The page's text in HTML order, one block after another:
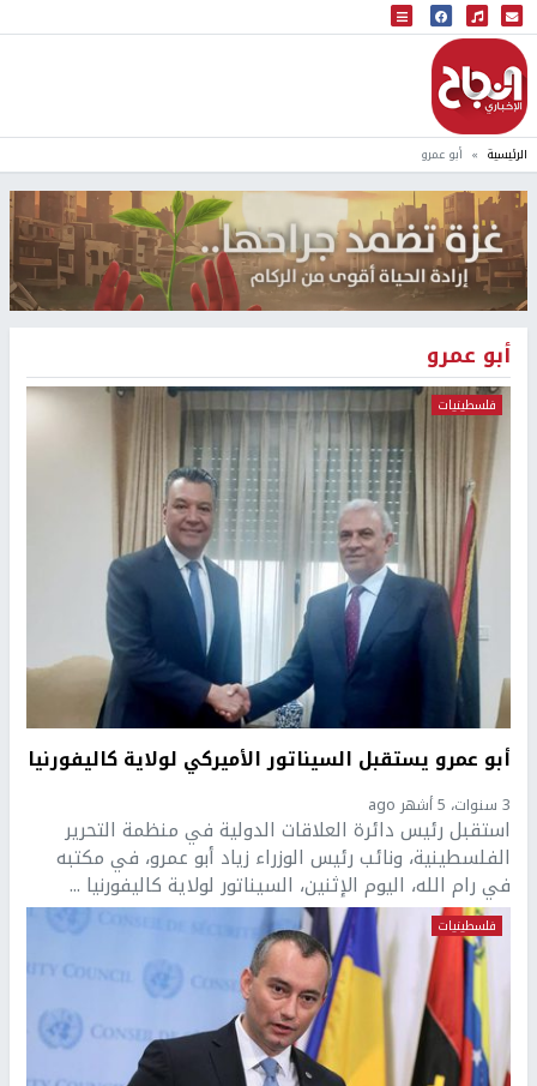
البث المباشر
إذاعة النجاح
الرئيسية أبو عمرو
أبو عمرو
فلسطينيات
أبو عمرو يستقبل السيناتور الأميركي لولاية كاليفورنيا
3 سنوات، 5 أشهر ago
استقبل رئيس دائرة العلاقات الدولية في منظمة التحرير
الفلسطينية، ونائب رئيس الوزراء زياد أبو عمرو، في مكتبه
في رام الله، اليوم الإثنين، السيناتور لولاية كاليفورنيا ...
فلسطينيات